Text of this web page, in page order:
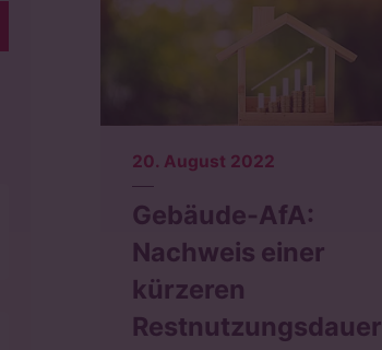
20. August 2022
Gebäude-AfA:
Nachweis einer
kürzeren
Restnutzungsdauer